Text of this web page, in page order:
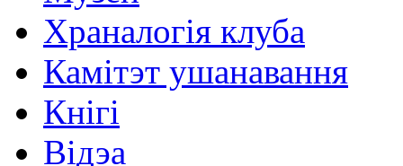
Храналогія клуба
Камітэт ушанавання
Кнігі
Відэа